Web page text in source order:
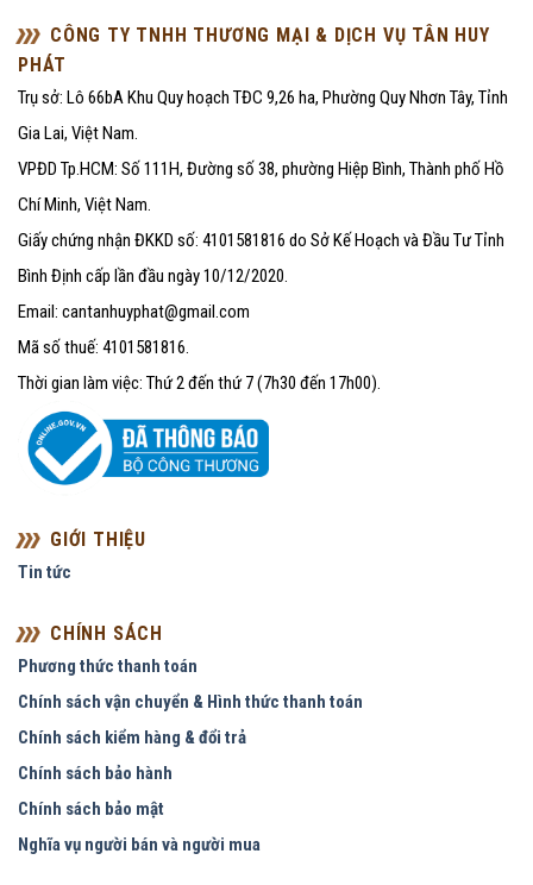
CÔNG TY TNHH THƯƠNG MẠI & DỊCH VỤ TÂN HUY
PHÁT
Trụ sở: Lô 66bA Khu Quy hoạch TĐC 9,26 ha, Phường Quy Nhơn Tây, Tỉnh
Gia Lai, Việt Nam.
VPĐD Tp.HCM: Số 111H, Đường số 38, phường Hiệp Bình, Thành phố Hồ
Chí Minh, Việt Nam.
Giấy chứng nhận ĐKKD số: 4101581816 do Sở Kế Hoạch và Đầu Tư Tỉnh
Bình Định cấp lần đầu ngày 10/12/2020.
Email: cantanhuyphat@gmail.com
Mã số thuế: 4101581816.
Thời gian làm việc: Thứ 2 đến thứ 7 (7h30 đến 17h00).
GIỚI THIỆU
Tin tức
CHÍNH SÁCH
Phương thức thanh toán
Chính sách vận chuyển & Hình thức thanh toán
Chính sách kiểm hàng & đổi trả
Chính sách bảo hành
Chính sách bảo mật
Nghĩa vụ người bán và người mua